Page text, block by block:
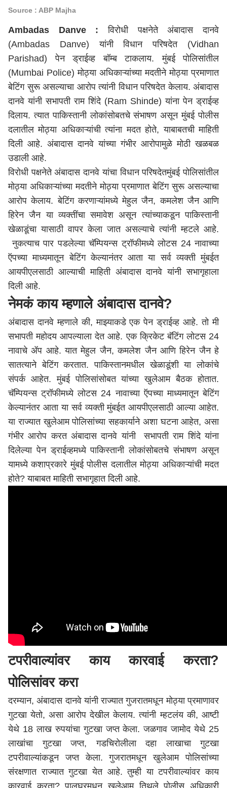
Source : ABP Majha
Ambadas Danve : विरोधी पक्षनेते अंबादास दानवे
(Ambadas Danve) यांनी विधान परिषदेत (Vidhan
Parishad) पेन ड्राईव्ह बॉम्ब टाकलाय. मुंबई पोलिसांतील
(Mumbai Police) मोठ्या अधिकाऱ्यांच्या मदतीने मोठ्या प्रमाणात
बेटिंग सुरू असल्याचा आरोप त्यांनी विधान परिषदेत केलाय. अंबादास
दानवे यांनी सभापती राम शिंदे (Ram Shinde) यांना पेन ड्राईव्ह
दिलाय. त्यात पाकिस्तानी लोकांसोबतचे संभाषण असून मुंबई पोलीस
दलातील मोठ्या अधिकाऱ्यांची त्यांना मदत होते, याबाबतची माहिती
दिली आहे. अंबादास दानवे यांच्या गंभीर आरोपामुळे मोठी खळबळ
उडाली आहे.
विरोधी पक्षनेते अंबादास दानवे यांचा विधान परिषदेतमुंबई पोलिसांतील
मोठ्या अधिकाऱ्यांच्या मदतीने मोठ्या प्रमाणात बेटिंग सुरू असल्याचा
आरोप केलाय. बेटिंग करणाऱ्यांमध्ये मेहुल जैन, कमलेश जैन आणि
हिरेन जैन या व्यक्तींचा समावेश असून त्यांच्याकडून पाकिस्तानी
खेळाडूंचा यासाठी वापर केला जात असल्याचे त्यांनी म्हटले आहे.
नुकत्याच पार पडलेल्या चॅम्पियन्स ट्रॉफीमध्ये लोटस 24 नावाच्या
ऍपच्या माध्यमातून बेटिंग केल्यानंतर आता या सर्व व्यक्ती मुंबईत
आयपीएलसाठी आल्याची माहिती अंबादास दानवे यांनी सभागृहाला
दिली आहे.
नेमकं काय म्हणाले अंबादास दानवे?
अंबादास दानवे म्हणाले की, माझ्याकडे एक पेन ड्राईव्ह आहे. तो मी
सभापती महोदय आपल्याला देत आहे. एक क्रिकेट बॅटिंग लोटस 24
नावाचे ॲप आहे. यात मेहुल जैन, कमलेश जैन आणि हिरेन जैन हे
सातत्याने बेटिंग करतात. पाकिस्तानमधील खेळाडूंशी या लोकांचे
संपर्क आहेत. मुंबई पोलिसांसोबत यांच्या खुलेआम बैठक होतात.
चॅम्पियन्स ट्रॉफीमध्ये लोटस 24 नावाच्या ऍपच्या माध्यमातून बेटिंग
केल्यानंतर आता या सर्व व्यक्ती मुंबईत आयपीएलसाठी आल्या आहेत.
या राज्यात खुलेआम पोलिसांच्या सहकार्याने अशा घटना आहेत, असा
गंभीर आरोप करत अंबादास दानवे यांनी सभापती राम शिंदे यांना
दिलेल्या पेन ड्राईव्हमध्ये पाकिस्तानी लोकांसोबतचे संभाषण असून
यामध्ये कशाप्रकारेमुंबईपोलीस दलातील मोठ्या अधिकाऱ्यांची मदत
होते? याबाबत माहिती सभागृहात दिली आहे.
टपरीवाल्यांवर काय कारवाई करता?
पोलिसांवर करा
दरम्यान, अंबादास दानवे यांनी राज्यात गुजरातमधून मोठ्या प्रमाणावर
गुटखा येतो, असा आरोप देखील केलाय. त्यांनी म्हटलंय की, आष्टी
येथे 18 लाख रुपयांचा गुटखा जप्त केला.जळगाव जामोद येथे 25
लाखांचा गुटखा जप्त, गडचिरोलीला दहा लाखाचा गुटखा
टपरीवाल्यांकडून जप्त केला. गुजरातमधून खुलेआम पोलिसांच्या
संरक्षणात राज्यात गुटखा येत आहे. तुम्ही या टपरीवाल्यांवर काय
कारवाई करता? पालघरमधून खुलेआम तिथले पोलीस अधिकारी